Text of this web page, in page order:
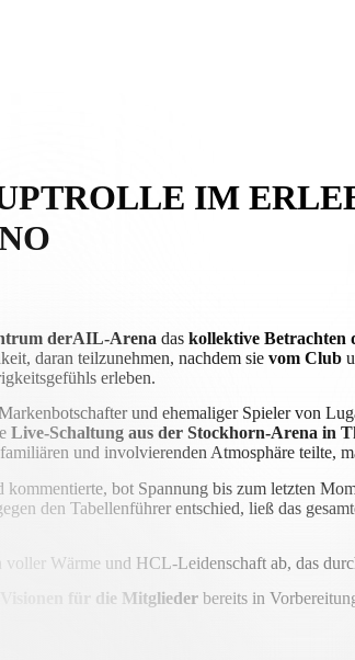
IM
derAIL-Arena das kollektive Betrachten
daran teilzunehmen, nachdem sie vom Club
erleben.
und ehemaliger Spieler von
Live-Schaltung aus der Stockhorn-Arena in
und involvierenden Atmosphäre teilte,
bot Spannung bis zum letzten
den Tabellenführer entschied, ließ das
Wärme und HCL-Leidenschaft ab, das
für die Mitglieder bereits in